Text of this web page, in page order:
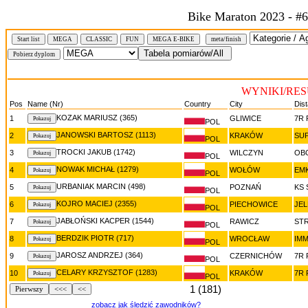
Bike Maraton 2023 -
Start list MEGA CLASSIC FUN MEGA E-BIKE meta/finish
WYNIKI/
Pos Name (Nr) Country City
1
KOZAK MARIUSZ (365) POL GLIWICE 7R
2 JANOWSKI BARTOSZ (1113) POL KRAKÓW
3 TROCKI JAKUB (1742) POL WILCZYN
4 NOWAK MICHAŁ (1279) POL WOŁÓW
5 URBANIAK MARCIN (498) POL POZNAŃ KS
6 KOJRO MACIEJ (2355) POL PIECHOWICE
7 JABŁOŃSKI KACPER (1544) POL RAWICZ
8 BERDZIK PIOTR (717) POL WROCŁAW
9 JAROSZ ANDRZEJ (364) POL CZERNICHÓW 7R
10 CELARY KRZYSZTOF (1283) POL KRAKÓW 7R
Pierwszy <<< << 1 (181)
zobacz jak śledzić zawodników?